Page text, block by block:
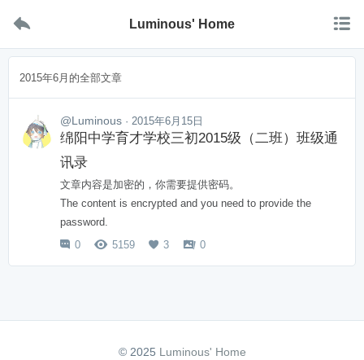
 Luminous' Home 
2015年6月的全部文章
@Luminous · 2015年6月15日
绵阳中学育才学校三初2015级（二班）班级通
讯录
文章内容是加密的，你需要提供密码。
The content is encrypted and you need to provide the
password.
 0  5159  3  0
© 2025 Luminous' Home